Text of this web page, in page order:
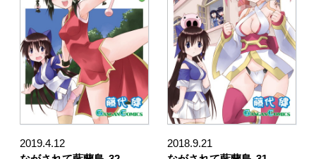
2019.4.12
2018.9.21